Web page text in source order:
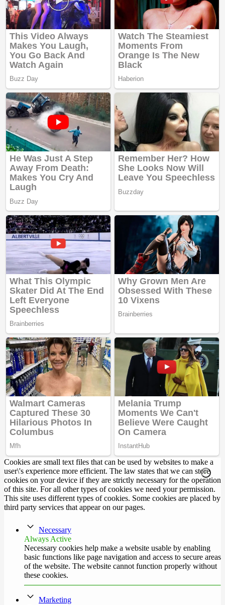
Cookies are small text files that can be used by websites to make a
user\'s experience more efficient. The law states that we can store
cookies on your device if they are strictly necessary for the operation
of this site. For all other types of cookies we need your permission.
This site uses different types of cookies. Some cookies are placed by
third party services that appear on our pages.
Necessary
Always Active
Necessary cookies help make a website usable by enabling
basic functions like page navigation and access to secure areas
of the website. The website cannot function properly without
these cookies.
Marketing